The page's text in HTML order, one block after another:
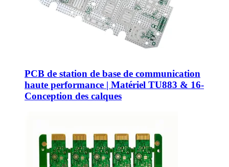
PCB de station de base de communication
haute performance | Matériel TU883 & 16-
Conception des calques